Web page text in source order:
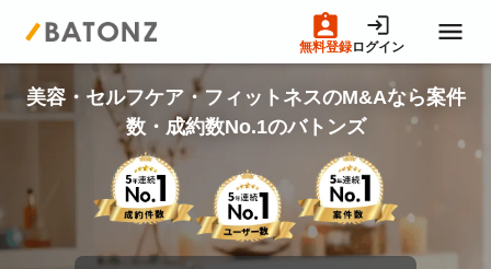
無料登録ログイン
トップページ
M&A案件一覧
売りたい方へ
美容・セルフケア・フィットネスのM&Aなら案件
数・成約数No.1のバトンズ